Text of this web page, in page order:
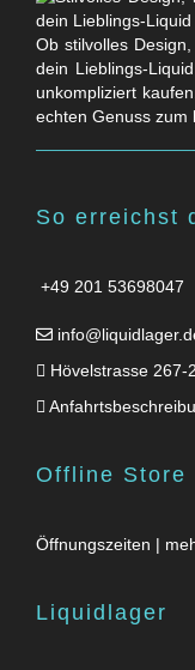
Ob stilvolles
dein Lieblings-
unkompliziert
echten Genuss zum
So erreichst
+49 201 53698047
Hövelstrasse 267-
Offline Store
Öffnungszeiten |
Liquidlager